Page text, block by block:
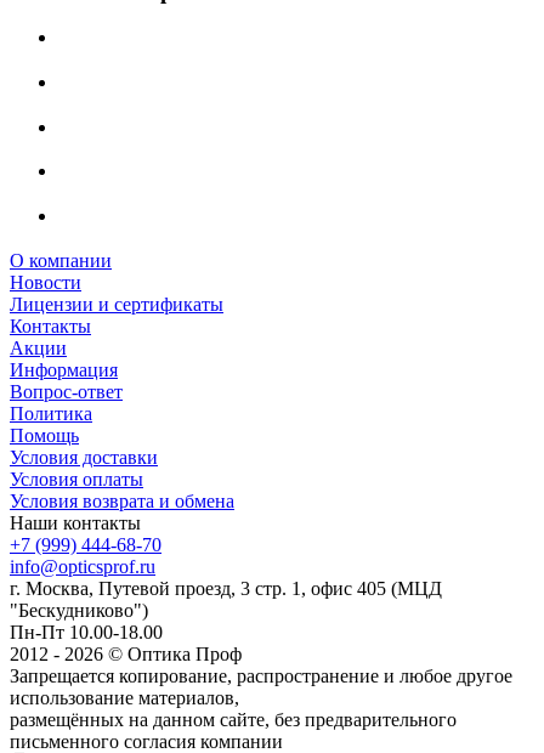
О компании
Новости
Лицензии и сертификаты
Контакты
Акции
Информация
Вопрос-ответ
Политика
Помощь
Условия доставки
Условия оплаты
Условия возврата и обмена
Наши контакты
+7 (999) 444-68-70
info@opticsprof.ru
г. Москва, Путевой проезд, 3 стр. 1, офис 405 (МЦД
"Бескудниково")
Пн-Пт 10.00-18.00
2012 - 2026 © Оптика Проф
Запрещается копирование, распространение и любое другое
использование материалов,
размещённых на данном сайте, без предварительного
письменного согласия компании